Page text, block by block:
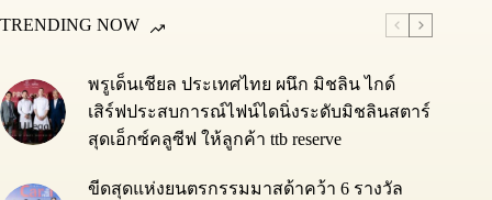
TRENDING NOW
พรูเด็นเชียล ประเทศไทย ผนึก มิชลิน ไกด์
เสิร์ฟประสบการณ์ไฟน์ไดนิ่งระดับมิชลินสตาร์
สุดเอ็กซ์คลูซีฟ ให้ลูกค้า ttb reserve
ขีดสุดแห่งยนตรกรรมมาสด้าคว้า 6 รางวัล